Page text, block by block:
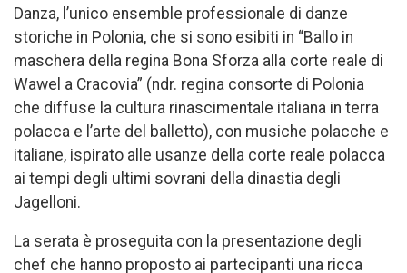
Danza, l’unico ensemble professionale di danze
storiche in Polonia, che si sono esibiti in “Ballo in
maschera della regina Bona Sforza alla corte reale di
Wawel a Cracovia” (ndr. regina consorte di Polonia
che diffuse la cultura rinascimentale italiana in terra
polacca e l’arte del balletto), con musiche polacche e
italiane, ispirato alle usanze della corte reale polacca
ai tempi degli ultimi sovrani della dinastia degli
Jagelloni.
La serata è proseguita con la presentazione degli
chef che hanno proposto ai partecipanti una ricca